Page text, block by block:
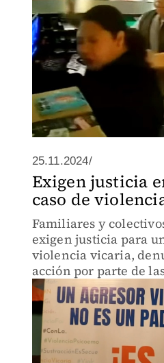
25.11.2024/
Exigen justicia
caso de
Familiares y
exigen justicia para
violencia vicaria,
acción por parte de